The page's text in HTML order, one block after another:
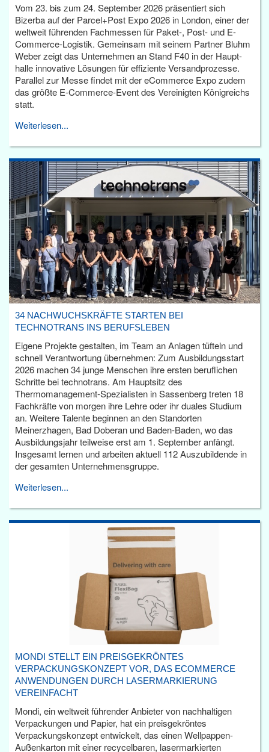
Vom 23. bis zum 24. September 2026 präsentiert sich
Bizerba auf der Parcel+Post Expo 2026 in London, einer der
weltweit führenden Fachmessen für Paket-, Post- und E-
Commerce-Logistik. Gemeinsam mit seinem Partner Bluhm
Weber zeigt das Unternehmen an Stand F40 in der Haupt­
halle innovative Lösungen für effiziente Versandprozesse.
Parallel zur Messe findet mit der eCommerce Expo zudem
das größte E-Commerce-Event des Vereinigten Königreichs
statt.
Weiterlesen...
34 NACHWUCHSKRÄFTE STARTEN BEI
TECHNOTRANS INS BERUFSLEBEN
Eigene Projekte gestalten, im Team an Anlagen tüfteln und
schnell Verantwortung übernehmen: Zum Ausbildungsstart
2026 machen 34 junge Menschen ihre ersten beruflichen
Schritte bei technotrans. Am Hauptsitz des
Thermomanagement-Spezialisten in Sassenberg treten 18
Fachkräfte von morgen ihre Lehre oder ihr duales Studium
an. Weitere Talente beginnen an den Standorten
Meinerzhagen, Bad Doberan und Baden-Baden, wo das
Ausbildungsjahr teilweise erst am 1. September anfängt.
Insgesamt lernen und arbeiten aktuell 112 Auszubildende in
der gesamten Unternehmensgruppe.
Weiterlesen...
MONDI STELLT EIN PREISGEKRÖNTES
VERPACKUNGSKONZEPT VOR, DAS ECOMMERCE
ANWENDUNGEN DURCH LASERMARKIERUNG
VEREINFACHT
Mondi, ein weltweit führender Anbieter von nachhaltigen
Verpackungen und Papier, hat ein preisgekröntes
Verpackungskonzept entwickelt, das einen Wellpappen-
Außenkarton mit einer recycelbaren, lasermarkierten